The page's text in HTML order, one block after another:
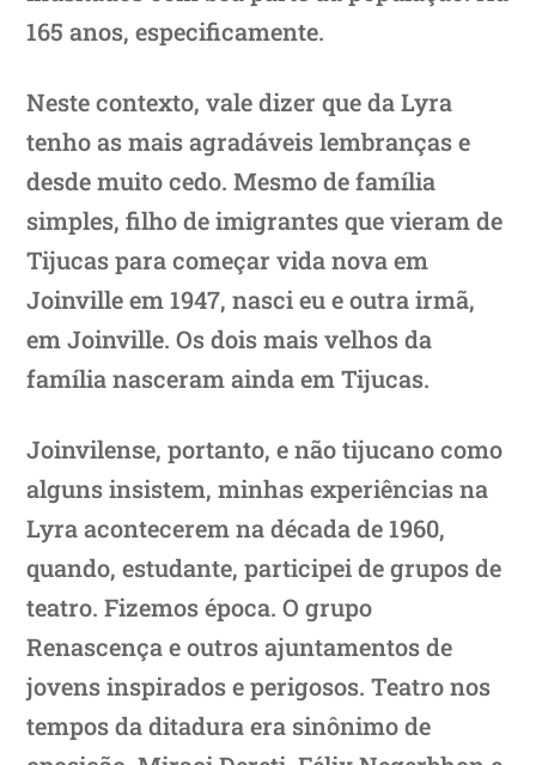
165 anos, especificamente.
Neste contexto, vale dizer que da Lyra
tenho as mais agradáveis lembranças e
desde muito cedo. Mesmo de família
simples, filho de imigrantes que vieram de
Tijucas para começar vida nova em
Joinville em 1947, nasci eu e outra irmã,
em Joinville. Os dois mais velhos da
família nasceram ainda em Tijucas.
Joinvilense, portanto, e não tijucano como
alguns insistem, minhas experiências na
Lyra acontecerem na década de 1960,
quando, estudante, participei de grupos de
teatro. Fizemos época. O grupo
Renascença e outros ajuntamentos de
jovens inspirados e perigosos. Teatro nos
tempos da ditadura era sinônimo de